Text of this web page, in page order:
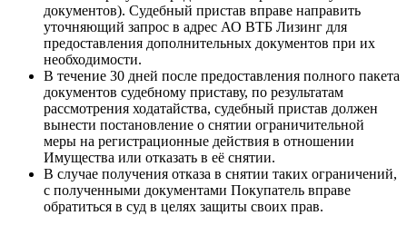
документов). Судебный пристав вправе направить
уточняющий запрос в адрес АО ВТБ Лизинг для
предоставления дополнительных документов при их
необходимости.
В течение 30 дней после предоставления полного пакета
документов судебному приставу, по результатам
рассмотрения ходатайства, судебный пристав должен
вынести постановление о снятии ограничительной
меры на регистрационные действия в отношении
Имущества или отказать в её снятии.
В случае получения отказа в снятии таких ограничений,
с полученными документами Покупатель вправе
обратиться в суд в целях защиты своих прав.